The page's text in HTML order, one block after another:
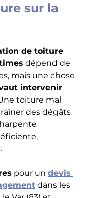
sur la
de toiture
dépend de
mais une chose
intervenir
toiture mal
des dégâts
pour un devis
dans les